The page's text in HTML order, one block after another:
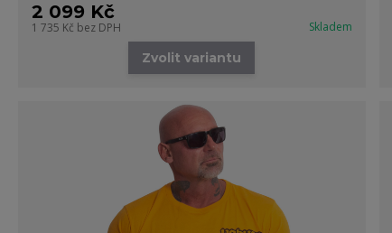
2 099 Kč
1 735 Kč bez DPH Skladem
Zvolit variantu